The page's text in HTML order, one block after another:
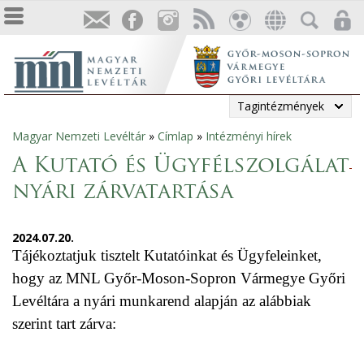
Tagintézmények
Jelenlegi
hely
Magyar Nemzeti Levéltár » Címlap » Intézményi hírek
A Kutató és Ügyfélszolgálat
nyári zárvatartása
2024.07.20.
Tájékoztatjuk tisztelt Kutatóinkat és Ügyfeleinket,
hogy az MNL Győr-Moson-Sopron Vármegye Győri
Levéltára a nyári munkarend alapján az alábbiak
szerint tart zárva: